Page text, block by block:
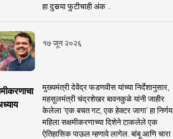
हा दुसर्‍या फुटीचाही अंक ..
१७ जून २०२६
मुख्यमंत्री देवेंद्र फडणवीस यांच्या निर्देशानुसार,
महसूलमंत्री चंद्रशेखर बावनकुळे यांनी जाहीर
केलेला ‘एक बचत गट, एक हेक्टर जागा’ हा निर्णय
महिला सक्षमीकरणाच्या दिशेने टाकलेले एक
ऐतिहासिक पाऊल म्हणावे लागेल. बांबू आणि चारा